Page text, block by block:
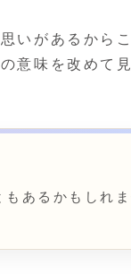
いがあるから
意味を改めて
あるかもしれ